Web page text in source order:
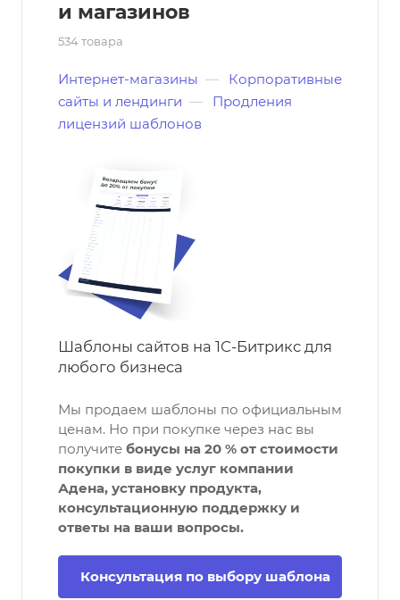
и магазинов
534 товара
Интернет-магазины —
Корпоративные
сайты и лендинги —
Продления
лицензий шаблонов
Шаблоны сайтов на 1С-Битрикс для
любого бизнеса
Мы продаем шаблоны по официальным
ценам. Но при покупке через нас вы
получите бонусы на 20 % от стоимости
покупки в виде услуг компании
Адена, установку продукта,
консультационную поддержку и
ответы на ваши вопросы.
Консультация по выбору шаблона